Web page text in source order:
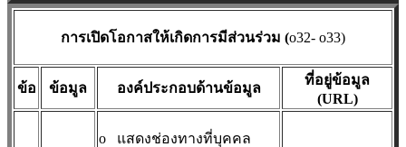
การเปิดโอกาสให้เกิดการมีส่วนร่วม (o32- o33)
ข้อ ข้อมูล องค์ประกอบด้านข้อมูล
ที่อยู่ข้อมูล
(URL)
o แสดงช่องทางที่บุคคล